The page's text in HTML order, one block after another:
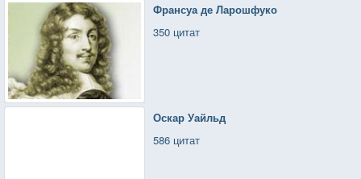
Франсуа де Ларошфуко
350 цитат
Оскар Уайльд
586 цитат